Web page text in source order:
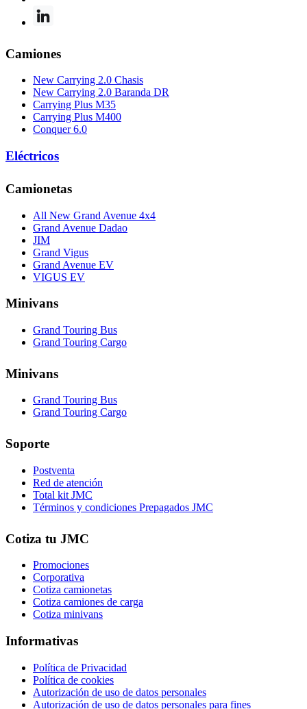
Camiones
New Carrying 2.0 Chasis
New Carrying 2.0 Baranda DR
Carrying Plus M35
Carrying Plus M400
Conquer 6.0
Eléctricos
Camionetas
All New Grand Avenue 4x4
Grand Avenue Dadao
JIM
Grand Vigus
Grand Avenue EV
VIGUS EV
Minivans
Grand Touring Bus
Grand Touring Cargo
Minivans
Grand Touring Bus
Grand Touring Cargo
Soporte
Postventa
Red de atención
Total kit JMC
Términos y condiciones Prepagados JMC
Cotiza tu JMC
Promociones
Corporativa
Cotiza camionetas
Cotiza camiones de carga
Cotiza minivans
Informativas
Política de Privacidad
Política de cookies
Autorización de uso de datos personales
Autorización de uso de datos personales para fines